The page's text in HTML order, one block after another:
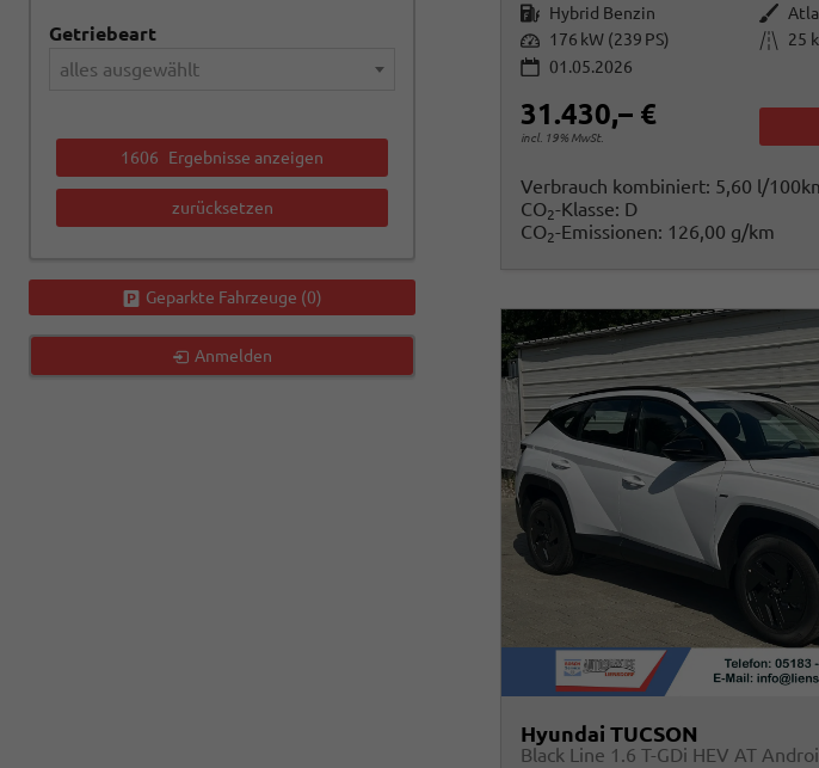
Kraftstoff Hybrid Benzin Außenfarbe
Leistung 176 kW (239 PS) Kilometerstand 25
01.05.2026
31.430,– €
incl. 19% MwSt.
Verbrauch kombiniert: 5,60 l/
CO2-Klasse: D
CO2-Emissionen: 126,00 g/km
Hyundai TUCSON
Getriebeart
alles ausgewählt
1606 Ergebnisse anzeigen
zurücksetzen
Geparkte Fahrzeuge (0)
Anmelden